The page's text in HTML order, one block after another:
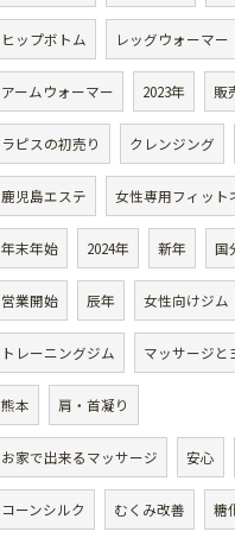
ヒップボトム レッグウォーマー
アームウォーマー 2023年 販
ラピスの初売り クレンジング
鹿児島エステ 女性専用フィット
年末年始 2024年 新年 国
営業開始 辰年 女性向けジム
トレーニングジム マッサージと
熊本 肩・首凝り
お家で出来るマッサージ 安心
コーンシルク むくみ改善 糖